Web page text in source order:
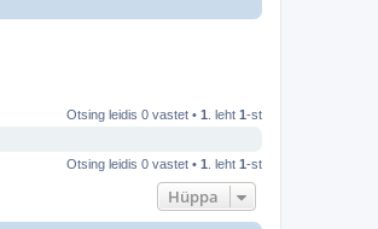
Otsing leidis 0 vastet • 1 . leht 1-st
Otsing leidis 0 vastet • 1 . leht 1-st
Hüppa